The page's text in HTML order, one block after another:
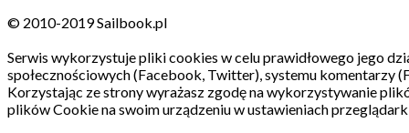
© 2010-2019 Sailbook.pl
Serwis wykorzystuje pliki cookies w celu prawidłowego jego
społecznościowych (Facebook, Twitter), systemu komentarzy
Korzystając ze strony wyrażasz zgodę na wykorzystywanie
plików Cookie na swoim urządzeniu w ustawieniach